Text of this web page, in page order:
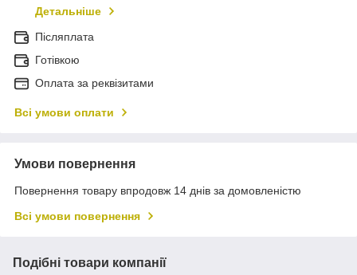
Детальніше
Післяплата
Готівкою
Оплата за реквізитами
Всі умови оплати
Умови повернення
Повернення товару впродовж 14 днів за домовленістю
Всі умови повернення
Подібні товари компанії